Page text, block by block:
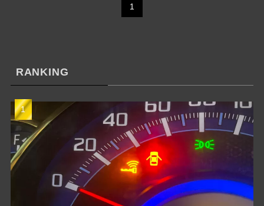
1
RANKING